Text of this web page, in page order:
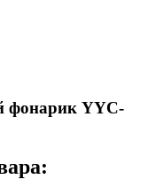
фонарик YYC-